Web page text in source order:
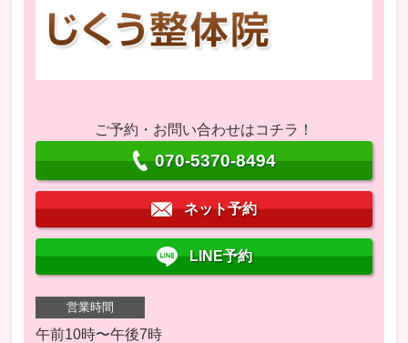
ご予約・お問い合わせはコチラ！
070-5370-8494
ネット予約
LINE予約
営業時間
午前10時〜午後7時